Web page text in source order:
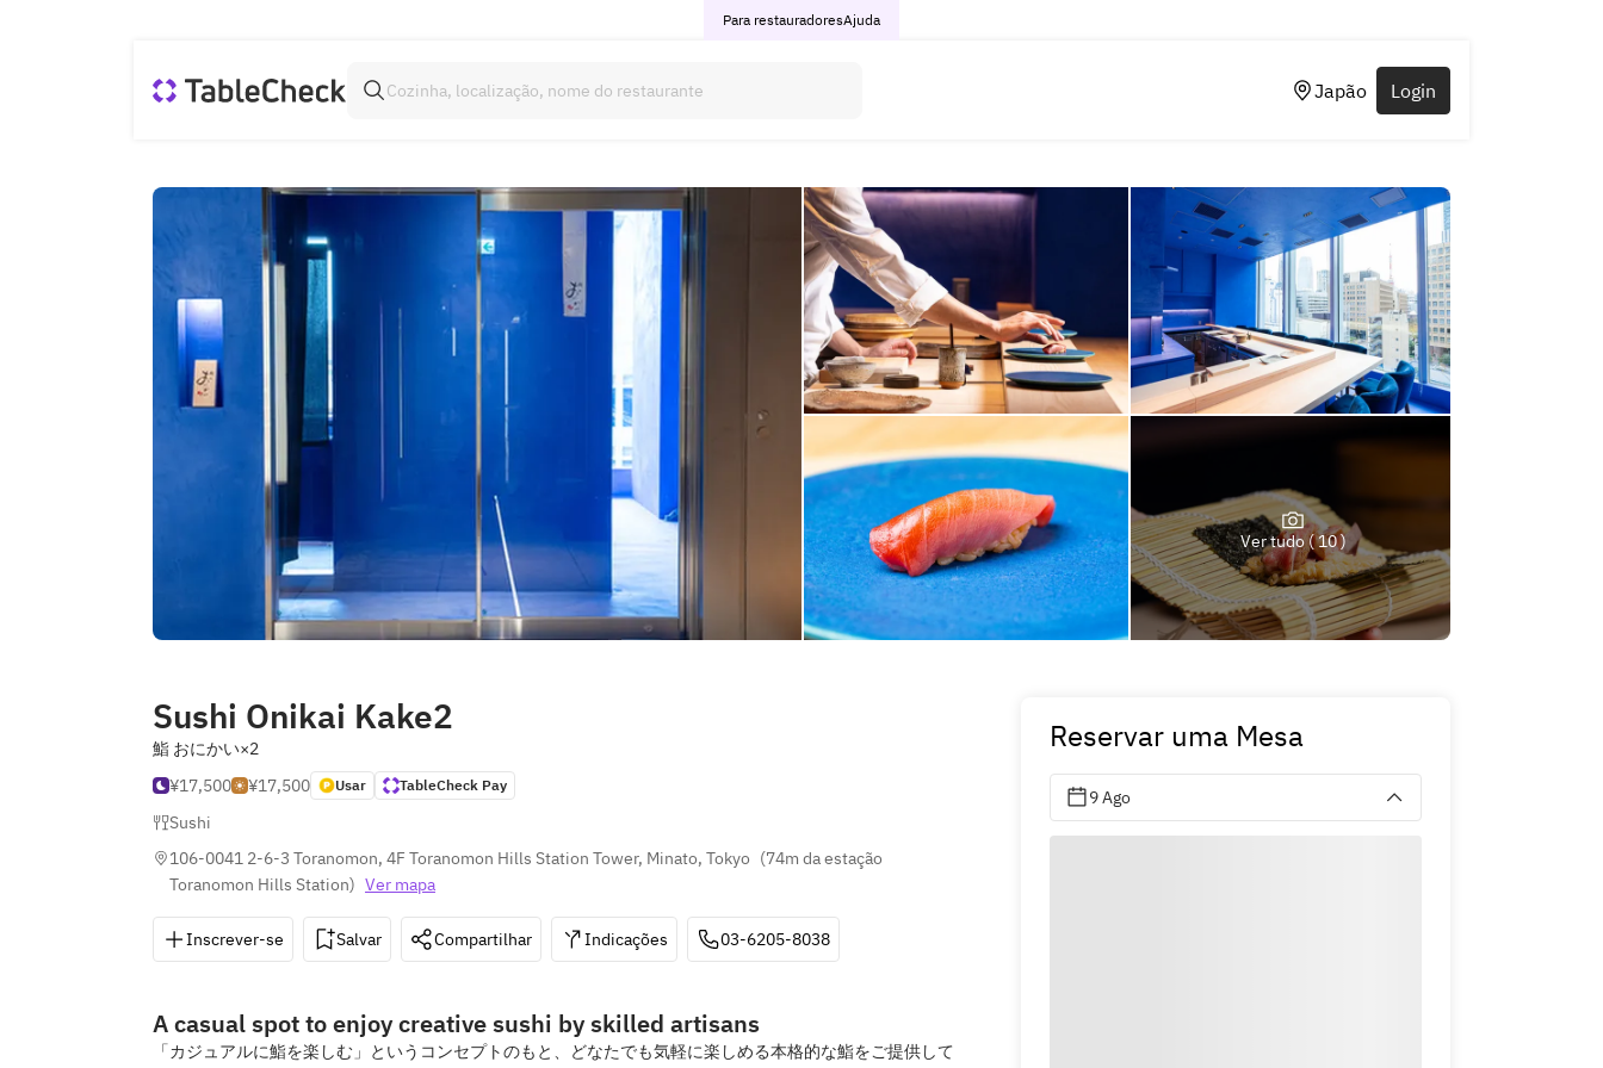
Para restauradoresAjuda
Japão Login
Ver tudo ( 10 )
Sushi Onikai Kake2
鮨 おにかい×2
¥17,500
¥17,500 Usar TableCheck Pay
Sushi
106-0041 2-6-3 Toranomon, 4F Toranomon Hills Station Tower, Minato, Tokyo (74m da estação
Toranomon Hills Station) Ver mapa
Inscrever-se Salvar Compartilhar Indicações 03-6205-8038
A casual spot to enjoy creative sushi by skilled artisans
「カジュアルに鮨を楽しむ」というコンセプトのもと、どなたでも気軽に楽しめる本格的な鮨をご提供して
Reservar uma Mesa
9 Ago